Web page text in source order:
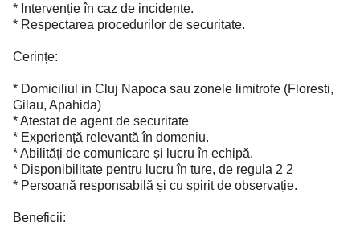
* Intervenție în caz de incidente.
* Respectarea procedurilor de securitate.
Cerințe:
* Domiciliul in Cluj Napoca sau zonele limitrofe (Floresti,
Gilau, Apahida)
* Atestat de agent de securitate
* Experiență relevantă în domeniu.
* Abilități de comunicare și lucru în echipă.
* Disponibilitate pentru lucru în ture, de regula 2 2
* Persoană responsabilă și cu spirit de observație.
Beneficii: